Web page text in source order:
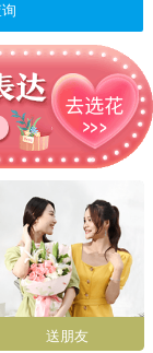
送朋友